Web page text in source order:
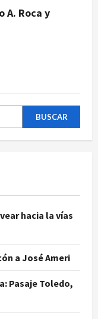
A. Roca y
BUSCAR
hacia la vías
a José Ameri
Pasaje Toledo,